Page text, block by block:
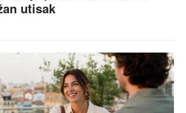
utisak